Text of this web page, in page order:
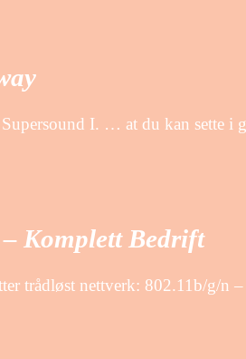
I. … at du kan sette i
Komplett Bedrift
trådløst nettverk: 802.11b/g/n